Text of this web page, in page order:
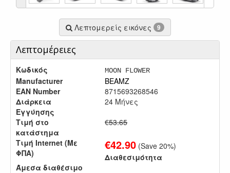
Λεπτομερείς εικόνες 9
Λεπτομέρειες
Κωδικός MOON FLOWER
Manufacturer
BEAMZ
EAN Number
8715693268546
Διάρκεια
Εγγύησης
24 Μήνες
Τιμή στο
κατάστημα
€53.65
Τιμή Internet (Με
ΦΠΑ)
€42.90 (Save20%)
Διαθεσιμότητα
Άμεσα διαθέσιμο